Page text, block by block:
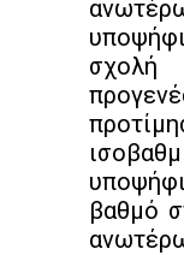
βαθμό